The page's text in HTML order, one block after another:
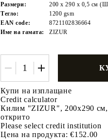
Размери:
200 х 290 x 0,5 см
Тегло:
1200 gsm
EAN code:
8721102836664
Име на гамата:
ZIZUR
Купи на изплащане
Credit calculator
Килим "ZIZUR", 200x290 см,
открито
Please select credit institution
Цена на продукта: €152.00